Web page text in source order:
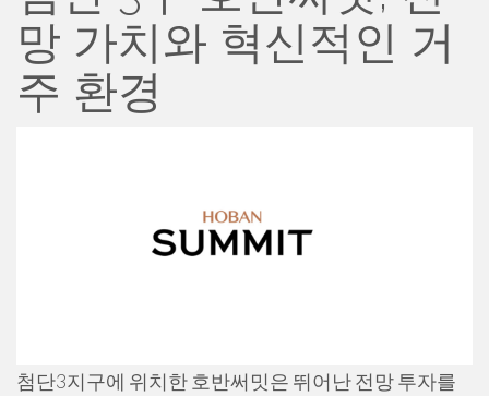
망 가치와 혁신적인 거
주 환경
첨단3지구에 위치한 호반써밋은 뛰어난 전망 투자를